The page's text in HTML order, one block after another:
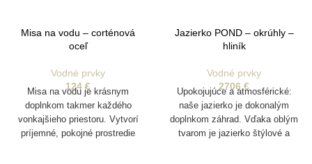
Misa na vodu – corténová
oceľ
Vodné prvky
124€
Misa na vodu je krásnym
doplnkom takmer každého
vonkajšieho priestoru. Vytvorí
príjemné, pokojné prostredie
Jazierko POND – okrúhly –
hliník
Vodné prvky
2706€
Upokojujúce a atmosférické:
naše jazierko je dokonalým
doplnkom záhrad. Vďaka oblým
tvarom je jazierko štýlové a